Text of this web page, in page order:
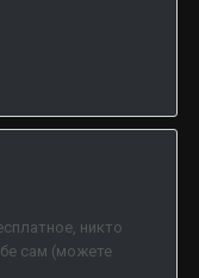
никто
сам (можете